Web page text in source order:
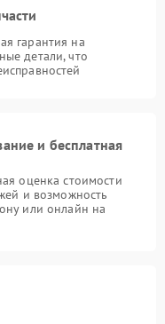
гарантия на
детали, что
и бесплатная
оценка стоимости
и возможность
или онлайн на